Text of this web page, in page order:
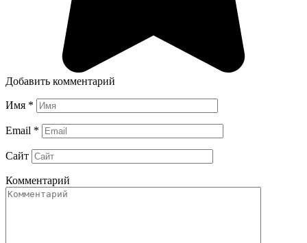
Добавить комментарий
Имя *
Email *
Сайт
Комментарий